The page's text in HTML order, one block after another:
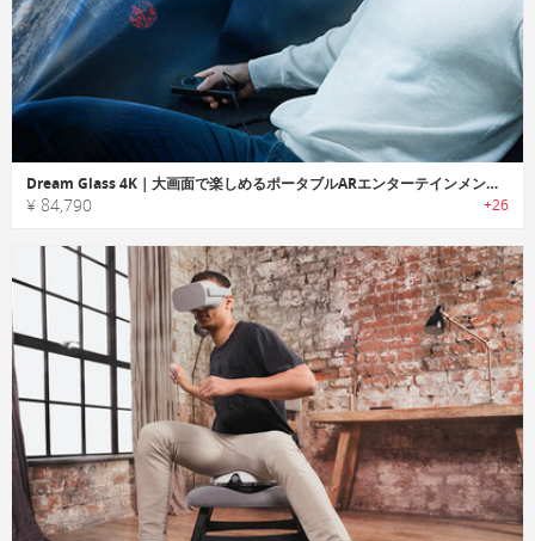
Dream Glass 4K｜大画面で楽しめるポータブルARエンターテインメントヘッドセット「ドリームグラス」
¥ 84,790 +26